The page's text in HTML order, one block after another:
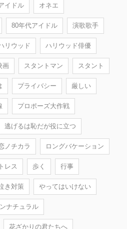
イドル オネエ
80年代アイドル 演歌歌手
リウッド ハリウッド俳優
画 スタントマン スタント
プライバシー 厳しい
プロポーズ大作戦
逃げるは恥だが役に立つ
ノチカラ ロングバケーション
レス 歩く 行事
き対策 やってはいけない
ナチュラル
花ざかりの君たちへ